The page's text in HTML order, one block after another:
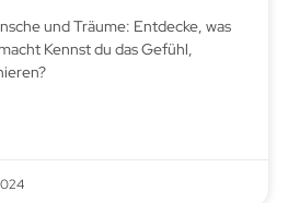
und Träume: Entdecke, was
Kennst du das Gefühl,